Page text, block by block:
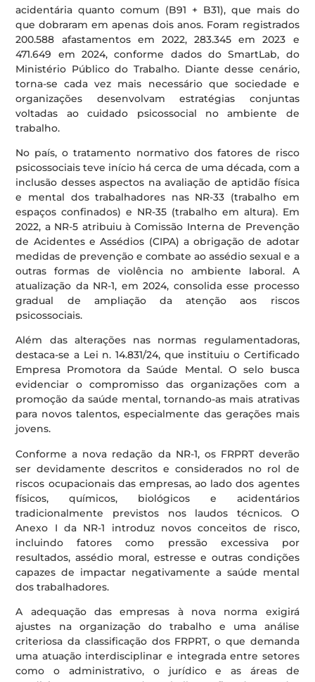
acidentária quanto comum (B91 + B31), que mais do
que dobraram em apenas dois anos. Foram registrados
200.588 afastamentos em 2022, 283.345 em 2023 e
471.649 em 2024, conforme dados do SmartLab, do
Ministério Público do Trabalho. Diante desse cenário,
torna-se cada vez mais necessário que sociedade e
organizações desenvolvam estratégias conjuntas
voltadas ao cuidado psicossocial no ambiente de
trabalho.
No país, o tratamento normativo dos fatores de risco
psicossociais teve início há cerca de uma década, com a
inclusão desses aspectos na avaliação de aptidão física
e mental dos trabalhadores nas NR-33 (trabalho em
espaços confinados) e NR-35 (trabalho em altura). Em
2022, a NR-5 atribuiu à Comissão Interna de Prevenção
de Acidentes e Assédios (CIPA) a obrigação de adotar
medidas de prevenção e combate ao assédio sexual e a
outras formas de violência no ambiente laboral. A
atualização da NR-1, em 2024, consolida esse processo
gradual de ampliação da atenção aos riscos
psicossociais.
Além das alterações nas normas regulamentadoras,
destaca-se a Lei n. 14.831/24, que instituiu o Certificado
Empresa Promotora da Saúde Mental. O selo busca
evidenciar o compromisso das organizações com a
promoção da saúde mental, tornando-as mais atrativas
para novos talentos, especialmente das gerações mais
jovens.
Conforme a nova redação da NR-1, os FRPRT deverão
ser devidamente descritos e considerados no rol de
riscos ocupacionais das empresas, ao lado dos agentes
físicos, químicos, biológicos e acidentários
tradicionalmente previstos nos laudos técnicos. O
Anexo I da NR-1 introduz novos conceitos de risco,
incluindo fatores como pressão excessiva por
resultados, assédio moral, estresse e outras condições
capazes de impactar negativamente a saúde mental
dos trabalhadores.
A adequação das empresas à nova norma exigirá
ajustes na organização do trabalho e uma análise
criteriosa da classificação dos FRPRT, o que demanda
uma atuação interdisciplinar e integrada entre setores
como o administrativo, o jurídico e as áreas de